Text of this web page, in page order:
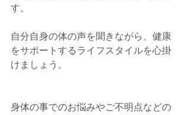
す。
自分自身の体の声を聞きながら、健康
をサポートするライフスタイルを心掛
けましょう。
身体の事でのお悩みやご不明点などの